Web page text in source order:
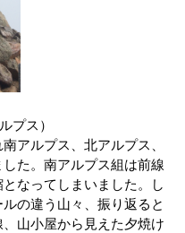
プス）
アルプス、北アルプス、
た。南アルプス組は前線
なってしまいました。し
の違う山々、振り返ると
山小屋から見えた夕焼け